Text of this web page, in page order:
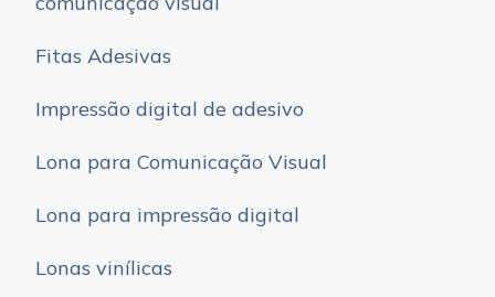
Fitas Adesivas
Impressão digital de adesivo
Lona para Comunicação Visual
Lona para impressão digital
Lonas vinílicas